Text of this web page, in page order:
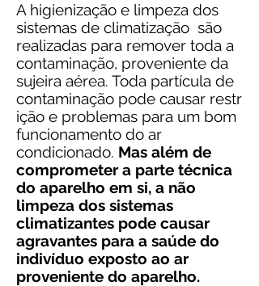
A higienização e limpeza dos
sistemas de climatização são
realizadas para remover toda a
contaminação, proveniente da
sujeira aérea. Toda partícula de
contaminação pode causar restr
ição e problemas para um bom
funcionamento do ar
condicionado. Mas além de
comprometer a parte técnica
do aparelho em si, a não
limpeza dos sistemas
climatizantes pode causar
agravantes para a saúde do
indivíduo exposto ao ar
proveniente do aparelho.